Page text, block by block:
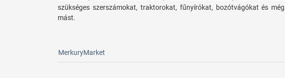
szükséges szerszámokat, traktorokat, fűnyírókat, bozótvágókat és
mást.
MerkuryMarket